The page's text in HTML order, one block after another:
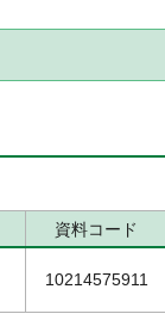
資料コード
10214575911